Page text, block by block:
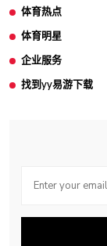
体育热点
体育明星
企业服务
找到yy易游下载